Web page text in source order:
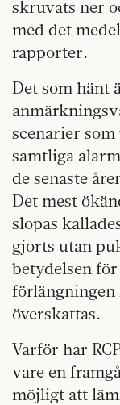
skruvats ner
med det
rapporter.
Det som hänt
scenarier
samtliga
de senaste
Det mest
slopas
gjorts utan
betydelsen
överskattas.
Varför har
vare en
möjligt att